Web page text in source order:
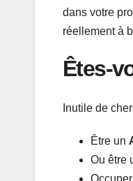
dans votre
réellement à
Êtes-
Inutile de
Être un
Ou être